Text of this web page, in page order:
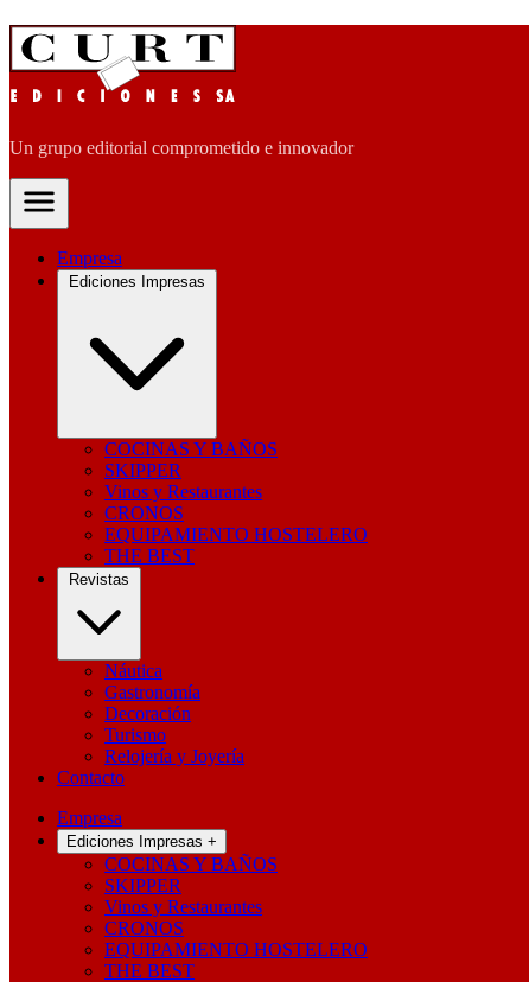
Un grupo editorial comprometido e innovador
Empresa
Ediciones Impresas
COCINAS Y BAÑOS
SKIPPER
Vinos y Restaurantes
CRONOS
EQUIPAMIENTO HOSTELERO
THE BEST
Revistas
Náutica
Gastronomía
Decoración
Turismo
Relojería y Joyería
Contacto
Empresa
Ediciones Impresas +
COCINAS Y BAÑOS
SKIPPER
Vinos y Restaurantes
CRONOS
EQUIPAMIENTO HOSTELERO
THE BEST